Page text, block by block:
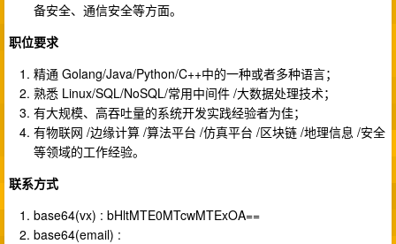
备安全、通信安全等方面。
职位要求
精通 Golang/Java/Python/C++中的一种或者多种语言；
熟悉 Linux/SQL/NoSQL/常用中间件 /大数据处理技术；
有大规模、高吞吐量的系统开发实践经验者为佳；
有物联网 /边缘计算 /算法平台 /仿真平台 /区块链 /地理信息 /安全
等领域的工作经验。
联系方式
base64(vx) : bHltMTE0MTcwMTExOA==
base64(email) :